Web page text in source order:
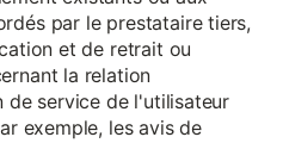
par le prestataire tiers,
et de retrait ou
la relation
service de l'utilisateur
exemple, les avis de